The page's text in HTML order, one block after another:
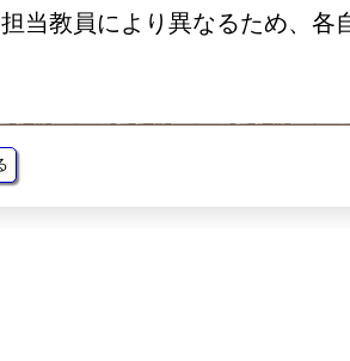
担当教員により異なるため、各